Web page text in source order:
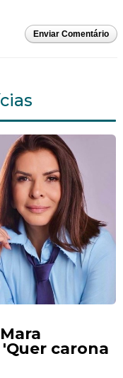
Enviar Comentário
carona